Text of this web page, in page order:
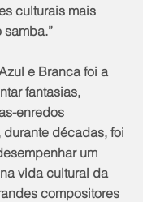
culturais mais
e Branca foi a
fantasias,
enredos
durante décadas, foi
um
vida cultural da
compositores